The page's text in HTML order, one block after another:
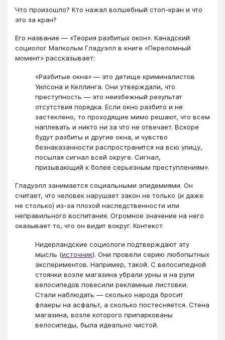
Что произошло? Кто нажал волшебный стоп-кран и что
это за кран?
Его название — «Теория разбитых окон». Канадский
социолог Малкольм Гладуэлл в книге «Переломный
момент» рассказывает:
«Разбитые окна» — это детище криминалистов
Уилсона и Келлинга. Они утверждали, что
преступность — это неизбежный результат
отсутствия порядка. Если окно разбито и не
застеклено, то проходящие мимо решают, что всем
наплевать и никто ни за что не отвечает. Вскоре
будут разбиты и другие окна, и чувство
безнаказанности распространится на всю улицу,
посылая сигнал всей округе. Сигнал,
призывающий к более серьезным преступлениям».
Гладуэлл занимается социальными эпидемиями. Он
считает, что человек нарушает закон не только (и даже
не столько) из-за плохой наследственности или
неправильного воспитания. Огромное значение на него
оказывает то, что он видит вокруг. Контекст.
Нидерландские социологи подтверждают эту
мысль (источник). Они провели серию любопытных
экспериментов. Например, такой. С велосипедной
стоянки возле магазина убрали урны и на рули
велосипедов повесили рекламные листовки.
Стали наблюдать — сколько народа бросит
флаеры на асфальт, а сколько постесняется. Стена
магазина, возле которого припаркованы
велосипеды, была идеально чистой.